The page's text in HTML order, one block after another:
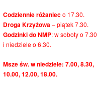
Codziennie różanieco 17.30.
Droga Krzyżowa– piątek 7.30.
Godzinki do NMP: w soboty o 7.30
i niedziele o 6.30.
Msze św. w niedziele: 7.00, 8.30,
10.00, 12.00, 18.00.